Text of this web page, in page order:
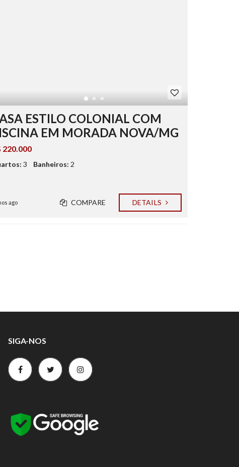
ESTILO COLONIAL COM
EM MORADA NOVA/MG
220.000
3 Banheiros: 2
ago COMPARE DETAILS
SIGA-NOS